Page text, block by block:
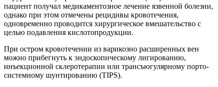
пациент получал медикаментозное лечение язвенной болезни,
однако при этом отмечены рецидивы кровотечения,
одновременно проводится хирургическое вмешательство с
целью подавления кислотопродукции.
При остром кровотечении из варикозно расширенных вен
можно прибегнуть к эндоскопическому лигированию,
инъекционной склеротерапии или трансъюгулярному порто-
системному шунтированию (TIPS).